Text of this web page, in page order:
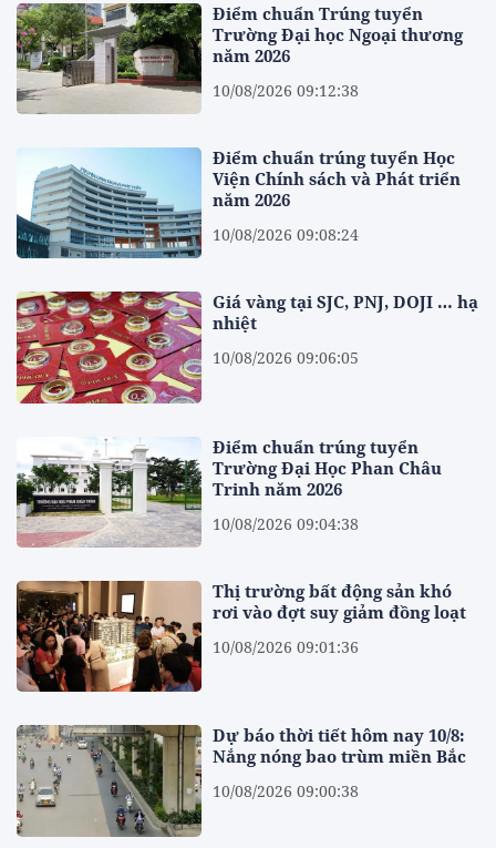
Điểm chuẩn Trúng tuyển
Trường Đại học Ngoại thương
năm 2026
10/08/2026 09:12:38
Điểm chuẩn trúng tuyển Học
Viện Chính sách và Phát triển
năm 2026
10/08/2026 09:08:24
Giá vàng tại SJC, PNJ, DOJI … hạ
nhiệt
10/08/2026 09:06:05
Điểm chuẩn trúng tuyển
Trường Đại Học Phan Châu
Trinh năm 2026
10/08/2026 09:04:38
Thị trường bất động sản khó
rơi vào đợt suy giảm đồng loạt
10/08/2026 09:01:36
Dự báo thời tiết hôm nay 10/8:
Nắng nóng bao trùm miền Bắc
10/08/2026 09:00:38